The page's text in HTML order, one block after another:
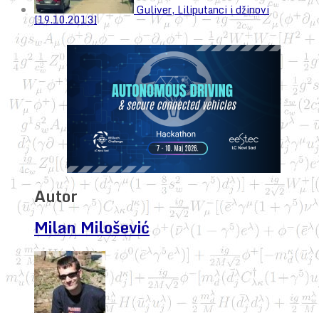
Guliver, Liliputanci i džinovi
[19.10.2013]
Autor
Milan Milošević